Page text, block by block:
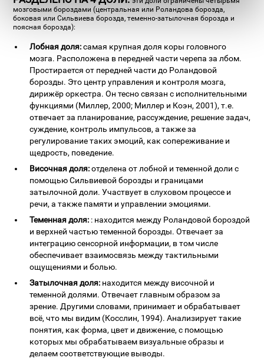
мозговыми бороздами (центральная или Роландова борозда,
боковая или Сильвиева борозда, теменно-затылочная борозда и
поясная борозда):
Лобная доля:самая крупная доля коры головного
мозга. Расположена в передней части черепа за лбом.
Простирается от передней части до Роландовой
борозды. Это центр управления и контроля мозга,
дирижёр оркестра. Он тесно связан с исполнительными
функциями (Миллер, 2000; Миллер и Коэн, 2001), т.е.
отвечает за планирование, рассуждение, решение задач,
суждение, контроль импульсов, а также за
регулирование таких эмоций, как сопереживание и
щедрость, поведение.
Височная доля:отделена от лобной и теменной доли с
помощью Сильвиевой борозды и границами
затылочной доли. Участвует в слуховом процессе и
речи, а также памяти и управлении эмоциями.
Теменная доля: : находится между Роландовой бороздой
и верхней частью теменной борозды. Отвечает за
интеграцию сенсорной информации, в том числе
обеспечивает взаимосвязь между тактильными
ощущениями и болью.
Затылочная доля: находится между височной и
теменной долями. Отвечает главным образом за
зрение. Другими словами, принимает и обрабатывает
всё, что мы видим (Косслин, 1994). Анализирует такие
понятия, как форма, цвет и движение, с помощью
которых мы обрабатываем визуальные образы и
делаем соответствующие выводы.